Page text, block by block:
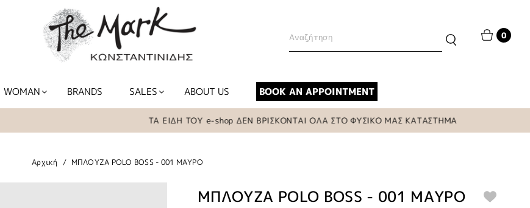
0
WOMAN BRANDS SALES ABOUT US BOOK AN APPOINTMENT
ΤΑ ΕΙΔΗ ΤΟΥ e-shop ΔΕΝ ΒΡΙΣΚΟΝΤΑΙ ΟΛΑ ΣΤΟ ΦΥΣΙΚΟ ΜΑΣ ΚΑΤΑΣΤΗΜΑ
Αρχική ΜΠΛΟΥΖΑ POLO BOSS - 001 ΜΑΥΡΟ
ΜΠΛΟΥΖΑ POLO BOSS - 001 ΜΑΥΡΟ